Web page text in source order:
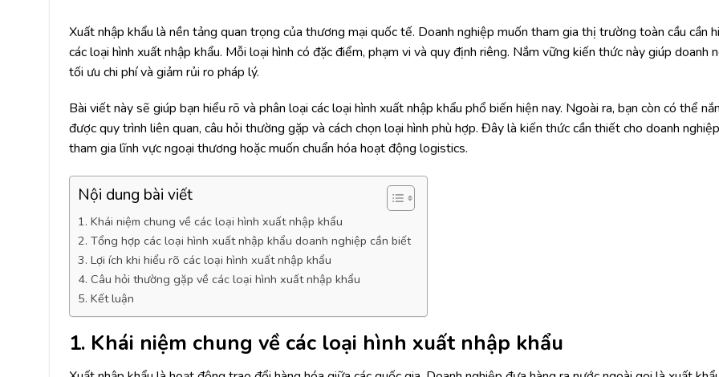
Xuất nhập khẩu là nền tảng quan trọng của thương mại quốc tế. Doanh nghiệp muốn tham gia thị trường toàn cầu cần
các loại hình xuất nhập khẩu. Mỗi loại hình có đặc điểm, phạm vi và quy định riêng. Nắm vững kiến thức này giúp doanh
tối ưu chi phí và giảm rủi ro pháp lý.
Bài viết này sẽ giúp bạn hiểu rõ và phân loại các loại hình xuất nhập khẩu phổ biến hiện nay. Ngoài ra, bạn còn có thể
được quy trình liên quan, câu hỏi thường gặp và cách chọn loại hình phù hợp. Đây là kiến thức cần thiết cho doanh
tham gia lĩnh vực ngoại thương hoặc muốn chuẩn hóa hoạt động logistics.
Nội dung bài viết
1. Khái niệm chung về các loại hình xuất nhập khẩu
2. Tổng hợp các loại hình xuất nhập khẩu doanh nghiệp cần biết
3. Lợi ích khi hiểu rõ các loại hình xuất nhập khẩu
4. Câu hỏi thường gặp về các loại hình xuất nhập khẩu
5. Kết luận
1. Khái niệm chung về các loại hình xuất nhập khẩu